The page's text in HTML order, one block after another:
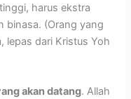
harus ekstra
binasa. (Orang yang
lepas dari Kristus Yoh
akan datang. Allah